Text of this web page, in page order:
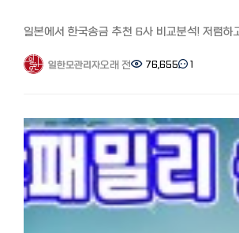
✅ 신청 전 필수 체크리스트 (요약) 구분 주요 내용 : 법적 조건 한국/일본
양국 혼인신고 완료 (호적등본 기재 필수) 핵
사진(본인 및 가족), 신원보증서, 경제력 증명 배우자의 주민세 과세/납세
안 맞으면 추가 서류 요청이 오거나 거절될 수
적는 게 최고예요. 일본에서의 새 출발을 준비하는 모든 일한모 회원분들,
파이팅입니다!
일본에서 한국송금 추천 6사 비교분석! 저렴하
일본에서 고군분투하며 일본 한국인 커뮤니티 '
(페이스북)'과 '일한모 사이트'를 운영하고 있
어느 송금을 써야할지 고민스러운 부분입니다.
저는 일본 와서 한국갈 때마다 현금을 가져가
환전소에서 환전하거나(환전은 해당 국가에서
들었습니다), 최근에 와서야 부양자 공제를 위
이용해봤는데요,,
일본 거주 한국인 추천이 많은 인터넷 송금 와
신한은행 계열인 SBJ은행 송금, 코인샷, 그리
서비스간 장단점을 비교하였습니다. 일한모
일한모관리자오래 전 76,655 1